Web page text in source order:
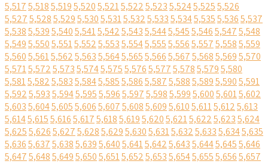
5,5175,5185,5195,5205,5215,5225,5235,5245,5255,526
5,5275,5285,5295,5305,5315,5325,5335,5345,5355,5365,537
5,5385,5395,5405,5415,5425,5435,5445,5455,5465,5475,548
5,5495,5505,5515,5525,5535,5545,5555,5565,5575,5585,559
5,5605,5615,5625,5635,5645,5655,5665,5675,5685,5695,570
5,5715,5725,5735,5745,5755,5765,5775,5785,5795,580
5,5815,5825,5835,5845,5855,5865,5875,5885,5895,5905,591
5,5925,5935,5945,5955,5965,5975,5985,5995,6005,6015,602
5,6035,6045,6055,6065,6075,6085,6095,6105,6115,6125,613
5,6145,6155,6165,6175,6185,6195,6205,6215,6225,6235,624
5,6255,6265,6275,6285,6295,6305,6315,6325,6335,6345,635
5,6365,6375,6385,6395,6405,6415,6425,6435,6445,6455,646
5,6475,6485,6495,6505,6515,6525,6535,6545,6555,6565,657